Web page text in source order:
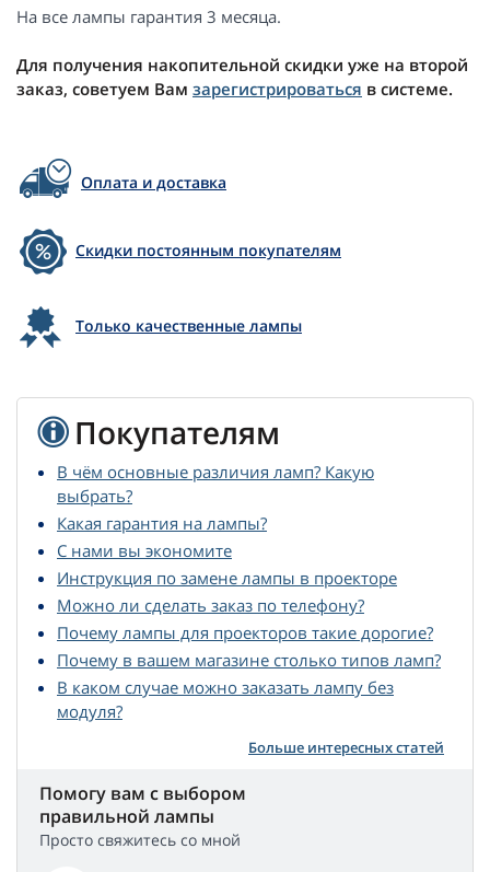
На все лампы гарантия 3 месяца.
Для получения накопительной скидки уже на второй
заказ, советуем Вам зарегистрироваться в системе.
Оплата и доставка
Скидки постоянным покупателям
Только качественные лампы
Покупателям
В чём основные различия ламп? Какую
выбрать?
Какая гарантия на лампы?
С нами вы экономите
Инструкция по замене лампы в проекторе
Можно ли сделать заказ по телефону?
Почему лампы для проекторов такие дорогие?
Почему в вашем магазине столько типов ламп?
В каком случае можно заказать лампу без
модуля?
Больше интересных статей
Помогу вам с выбором
правильной лампы
Просто свяжитесь со мной